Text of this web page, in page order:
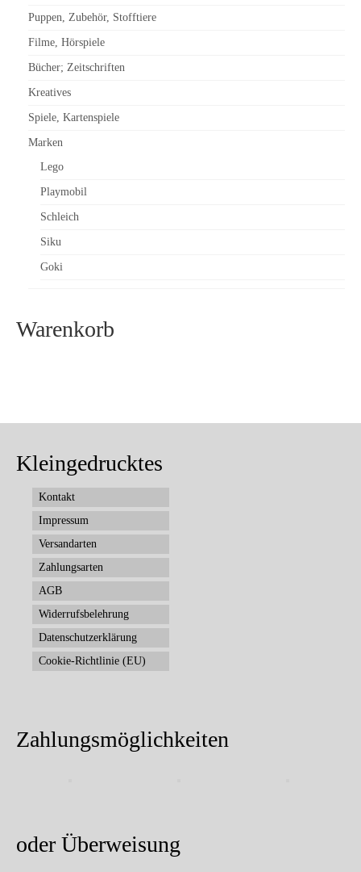
Puppen, Zubehör, Stofftiere
Filme, Hörspiele
Bücher; Zeitschriften
Kreatives
Spiele, Kartenspiele
Marken
Lego
Playmobil
Schleich
Siku
Goki
Warenkorb
Kleingedrucktes
Kontakt
Impressum
Versandarten
Zahlungsarten
AGB
Widerrufsbelehrung
Datenschutzerklärung
Cookie-Richtlinie (EU)
Zahlungsmöglichkeiten
oder Überweisung